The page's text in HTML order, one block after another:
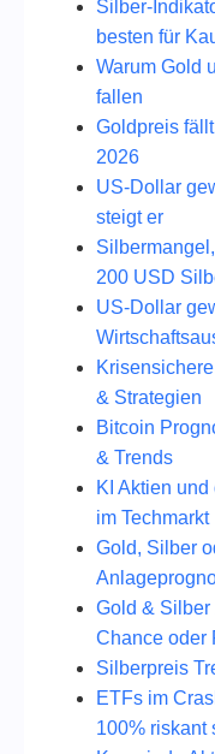
Silber-
besten für
Warum Gold
fallen
Goldpreis
2026
US-Dollar
steigt er
200 USD
US-Dollar
& Strategien
Bitcoin
& Trends
KI Aktien
im Techmarkt
Gold, Silber
Gold &
Chance oder
Silberpreis
ETFs im
100% riskant